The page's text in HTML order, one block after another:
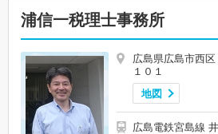
浦信一税理士事務所
広島県広島市西
１０１
地図
広島電鉄宮島線